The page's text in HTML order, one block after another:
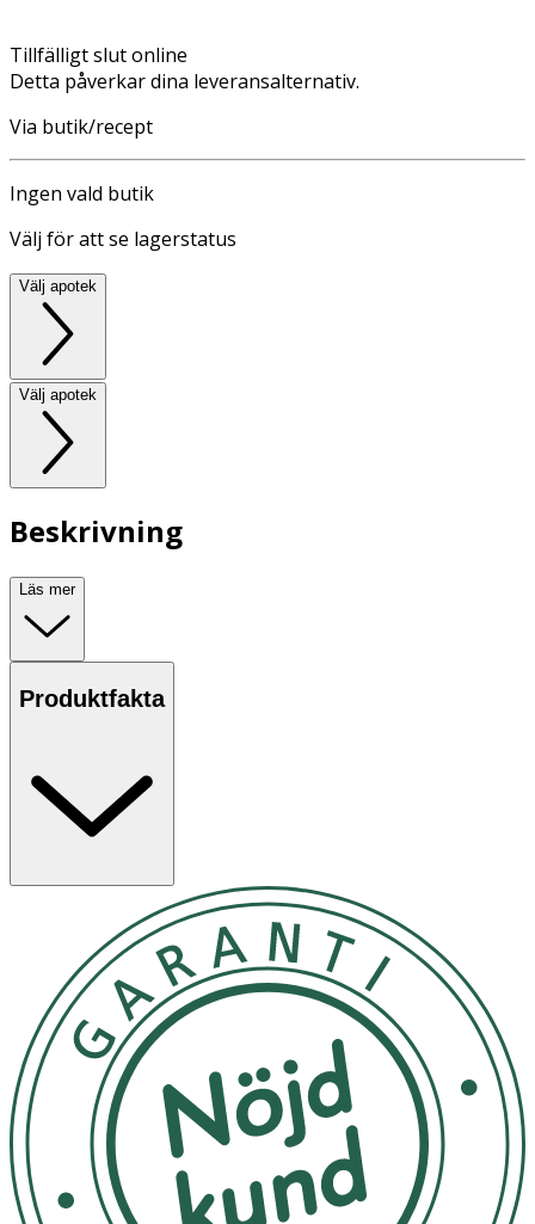
Tillfälligt slut online
Detta påverkar dina leveransalternativ.
Via butik/recept
Ingen vald butik
Välj för att se lagerstatus
Välj apotek
Välj apotek
Beskrivning
Läs mer
Produktfakta